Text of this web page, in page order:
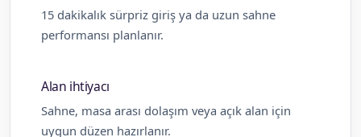
15 dakikalık sürpriz giriş ya da uzun sahne
performansı planlanır.
Alan ihtiyacı
Sahne, masa arası dolaşım veya açık alan için
uygun düzen hazırlanır.